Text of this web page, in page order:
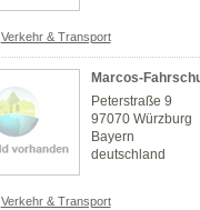
Verkehr & Transport
Marcos-
Peterstraße 9
97070 Würzburg
Bayern
deutschland
Verkehr & Transport